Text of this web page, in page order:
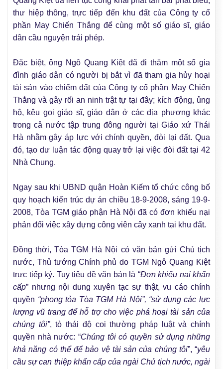
thư hiệp thông, trực tiếp đến khu đất của Công ty cổ
phần May Chiến Thắng để cùng một số giáo sĩ, giáo
dân cầu nguyện trái phép.
Đặc biệt, ông Ngô Quang Kiệt đã đi thăm một số gia
đình giáo dân có người bị bắt vì đã tham gia hủy hoại
tài sản vào chiếm đất của Công ty cổ phần May Chiến
Thắng và gây rối an ninh trật tự tại đây; kích động, ủng
hộ, kêu gọi giáo sĩ, giáo dân ở các địa phương khác
trong cả nước tập trung đông người tại Giáo xứ Thái
Hà nhằm gây áp lực với chính quyền, đòi lại đất. Qua
đó, tạo dư luận tác động quay trở lại việc đòi đất tại 42
Nhà Chung.
Ngay sau khi UBND quận Hoàn Kiếm tổ chức công bố
quy hoạch kiến trúc dự án chiều 18-9-2008, sáng 19-9-
2008, Tòa TGM giáo phận Hà Nội đã có đơn khiếu nại
phản đối việc xây dựng công viên cây xanh tại khu đất.
Đồng thời, Tòa TGM Hà Nội có văn bản gửi Chủ tịch
nước, Thủ tướng Chính phủ do TGM Ngô Quang Kiệt
trực tiếp ký. Tuy tiêu đề văn bản là “Đơn khiếu nại khẩn
cấp” nhưng nội dung xuyên tạc sự thật, vu cáo chính
quyền “phong tỏa Tòa TGM Hà Nội”, “sử dụng các lực
lượng vũ trang để hỗ trợ cho việc phá hoại tài sản của
chúng tôi”, tỏ thái độ coi thường pháp luật và chính
quyền nhà nước: “Chúng tôi có quyền sử dụng những
khả năng có thể để bảo vệ tài sản của chúng tôi”, “yêu
cầu sự can thiệp khẩn cấp của ngài Chủ tịch nước, ngài